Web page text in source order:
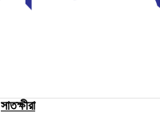
সাতক্ষীরা